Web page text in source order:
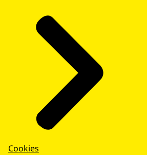
Cookies